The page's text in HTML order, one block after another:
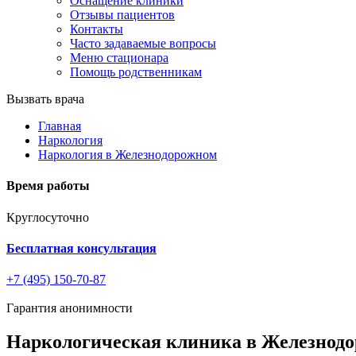
Отзывы пациентов
Контакты
Часто задаваемые вопросы
Меню стационара
Помощь родственникам
Вызвать врача
Главная
Наркология
Наркология в Железнодорожном
Время работы
Круглосуточно
Бесплатная консультация
+7 (495) 150-70-87
Гарантия анонимности
Наркологическая клиника в